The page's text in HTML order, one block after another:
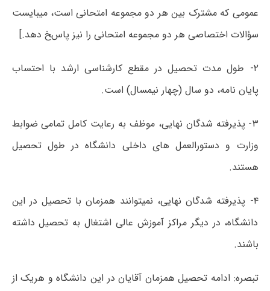
عمومی که مشترک بین هر دو مجموعه امتحانی است، میبایست
سؤاﻻت اختصاصی هر دو مجموعه امتحانی را نیز پاسﺦ دهد.]
۲- طول مدت تحصیل در مقطع کارشناسی ارشد با احتساب
پایان نامه، دو سال (چهار نیمسال) است.
۳- پذیرفته شدگان نهایی، موظف به رعایت کامل تمامی ضوابط
وزارت و دستورالعمل های داخلی دانشگاه در طول تحصیل
هستند.
۴- پذیرفته شدگان نهایی، نمیتوانند همزمان با تحصیل در این
دانشگاه، در دیگر مراکز آموزش عالی اشتغال به تحصیل داشته
باشند.
تبصره: ادامه تحصیل همزمان آقایان در این دانشگاه و هریک از